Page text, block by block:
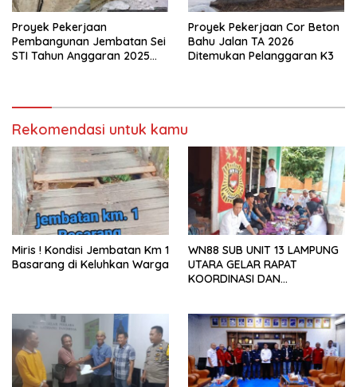
Proyek Pekerjaan
Pembangunan Jembatan Sei
STI Tahun Anggaran 2025
Proyek Pekerjaan Cor Beton
Bahu Jalan TA 2026
Ditemukan Pelanggaran K3
Rekomendasi untuk kamu
Miris ! Kondisi Jembatan Km 1
Basarang di Keluhkan Warga
WN88 SUB UNIT 13 LAMPUNG
UTARA GELAR RAPAT
KOORDINASI DAN